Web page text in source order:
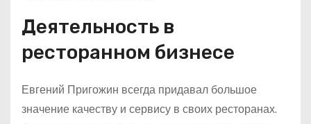
Деятельность в
ресторанном бизнесе
Евгений Пригожин всегда придавал большое
значение качеству и сервису в своих ресторанах.